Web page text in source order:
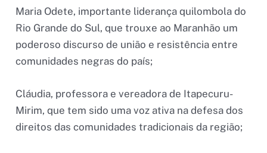
Maria Odete, importante liderança quilombola do
Rio Grande do Sul, que trouxe ao Maranhão um
poderoso discurso de união e resistência entre
comunidades negras do país;
Cláudia, professora e vereadora de Itapecuru-
Mirim, que tem sido uma voz ativa na defesa dos
direitos das comunidades tradicionais da região;